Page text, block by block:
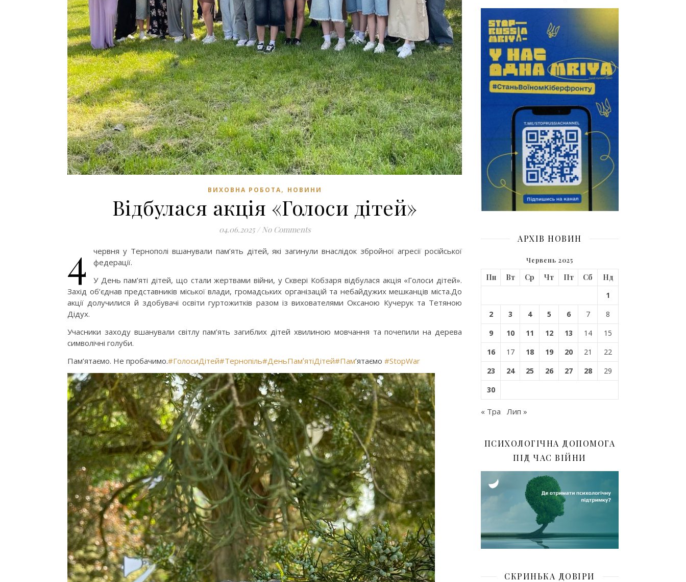
ВИХОВНА РОБОТА, НОВИНИ
Відбулася акція «Голоси дітей»
04.06.2025 / No Comments
4
червня у Тернополі вшанували пам’ять дітей, які загинули внаслідок збройної агресії російської
федерації.
У День пам’яті дітей, що стали жертвами війни, у Сквері Кобзаря відбулася акція «Голоси дітей».
Захід об’єднав представників міської влади, громадських організацій та небайдужих мешканців міста.До
акції долучилися й здобувачі освіти гуртожитків разом із вихователями Оксаною Кучерук та Тетяною
Дідух.
Учасники заходу вшанували світлу пам’ять загиблих дітей хвилиною мовчання та почепили на дерева
символічні голуби.
Пам’ятаємо. Не пробачимо.#ГолосиДітей#Тернопіль#ДеньПамʼятіДітей#Пам’ятаємо #StopWar
АРХІВ НОВИН
Червень 2025
Пн Вт Ср Чт Пт Сб
Нд
1
2
3 4 5 6 7
8
9
10 11 12 13 14
15
16
17 18 19 20 21
22
23
24 25 26 27 28
29
30
« Тра Лип »
ПСИХОЛОГІЧНА ДОПОМОГА
ПІД ЧАС ВІЙНИ
СКРИНЬКА ДОВІРИ